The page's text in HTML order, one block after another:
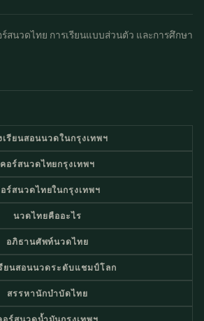
สนวดไทย การเรียนแบบส่วนตัว และการศึกษา
เรียนสอนนวดในกรุงเทพฯ
คอร์สนวดไทยกรุงเทพฯ
ร์สนวดไทยในกรุงเทพฯ
นวดไทยคืออะไร
อภิธานศัพท์นวดไทย
ยนสอนนวดระดับแชมป์โลก
สรรหานักบำบัดไทย